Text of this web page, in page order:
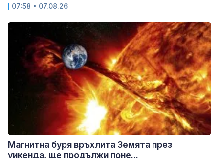
07:58 • 07.08.26
Магнитна буря връхлита Земята през
уикенда, ще продължи поне...